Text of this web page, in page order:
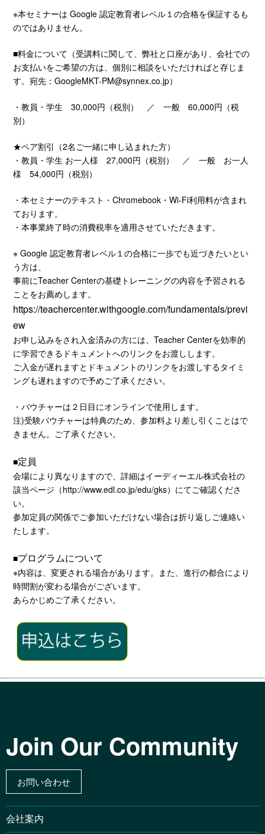
※本セミナーは Google 認定教育者レベル１の合格を保証するも
のではありません。
■料金について（受講料に関して、弊社と口座があり、会社での
お支払いをご希望の方は、個別に相談をいただければと存じま
す。宛先：GoogleMKT-PM@synnex.co.jp）
・教員・学生 30,000円（税別） ／ 一般 60,000円（税
別）
★ペア割引（2名ご一緒に申し込まれた方）
・教員・学生 お一人様 27,000円（税別） ／ 一般 お一人
様 54,000円（税別）
・本セミナーのテキスト・Chromebook・Wi-Fi利用料が含まれ
ております。
・本事業終了時の消費税率を適用させていただきます。
※ Google 認定教育者レベル１の合格に一歩でも近づきたいとい
う方は、
事前にTeacher Centerの基礎トレーニングの内容を予習される
ことをお薦めします。
https://teachercenter.withgoogle.com/fundamentals/previ
ew
お申し込みをされ入金済みの方には、Teacher Centerを効率的
に学習できるドキュメントへのリンクをお渡しします。
ご入金が遅れますとドキュメントのリンクをお渡しするタイミ
ングも遅れますので予めご了承ください。
・バウチャーは２日目にオンラインで使用します。
注)受験バウチャーは特典のため、参加料より差し引くことはで
きません。ご了承ください。
■定員
会場により異なりますので、詳細はイーディーエル株式会社の
該当ページ（http://www.edl.co.jp/edu/gks）にてご確認くださ
い。
参加定員の関係でご参加いただけない場合は折り返しご連絡い
たします。
■プログラムについて
※内容は、変更される場合があります。また、進行の都合により
時間割が変わる場合がございます。
あらかじめご了承ください。
Join Our Community
お問い合わせ
会社案内